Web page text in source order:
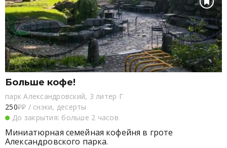
Больше кофе!
парк Александровский, 3 литер Г
250₽₽ / снэки, десерты
До закрытия: больше 2 часов
Миниатюрная семейная кофейня в гроте
Александровского парка.